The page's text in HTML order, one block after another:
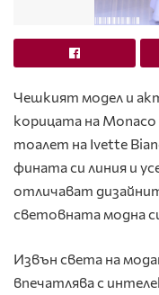
Чешкият модел и
корицата на Monaco
тоалет на Ivette
фината си линия и
отличават
световната модна
Извън света на
впечатлява с